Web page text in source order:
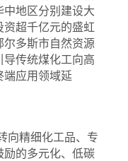
地区分别建设大
资超千亿元的盛虹
尔多斯市自然资源
导传统煤化工向高
端应用领域延
向精细化工品、专
励的多元化、低碳